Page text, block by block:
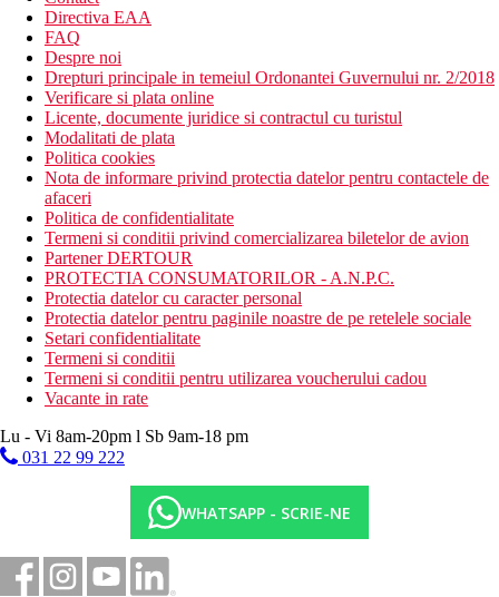
Directiva EAA
FAQ
Despre noi
Drepturi principale in temeiul Ordonantei Guvernului nr. 2/2018
Verificare si plata online
Licente, documente juridice si contractul cu turistul
Modalitati de plata
Politica cookies
Nota de informare privind protectia datelor pentru contactele de
afaceri
Politica de confidentialitate
Termeni si conditii privind comercializarea biletelor de avion
Partener DERTOUR
PROTECTIA CONSUMATORILOR - A.N.P.C.
Protectia datelor cu caracter personal
Protectia datelor pentru paginile noastre de pe retelele sociale
Setari confidentialitate
Termeni si conditii
Termeni si conditii pentru utilizarea voucherului cadou
Vacante in rate
Lu - Vi 8am-20pm l Sb 9am-18 pm
031 22 99 222
WHATSAPP - SCRIE-NE